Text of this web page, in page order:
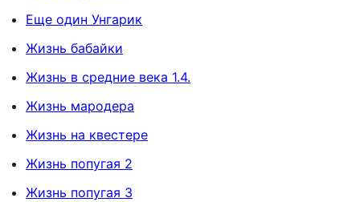
Еще один Унгарик
Жизнь бабайки
Жизнь в средние века 1.4.
Жизнь мародера
Жизнь на квестере
Жизнь попугая 2
Жизнь попугая 3